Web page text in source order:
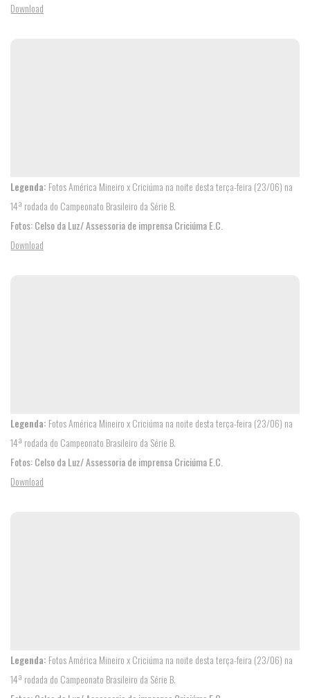
TIGRES
PELO
Download
Legenda: Fotos América Mineiro x Criciúma na noite desta terça-feira (23/06) na
14ª rodada do Campeonato Brasileiro da Série B.
Fotos: Celso da Luz/ Assessoria de imprensa Criciúma E.C.
Download
Legenda: Fotos América Mineiro x Criciúma na noite desta terça-feira (23/06) na
14ª rodada do Campeonato Brasileiro da Série B.
Fotos: Celso da Luz/ Assessoria de imprensa Criciúma E.C.
Download
Legenda: Fotos América Mineiro x Criciúma na noite desta terça-feira (23/06) na
14ª rodada do Campeonato Brasileiro da Série B.